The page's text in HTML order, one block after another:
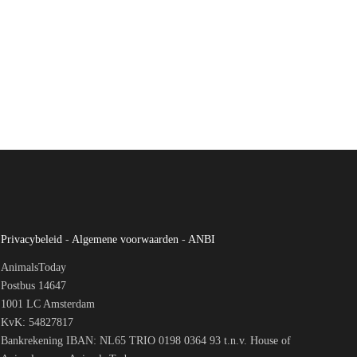
Privacybeleid - Algemene voorwaarden - ANBI
AnimalsToday
Postbus 14647
1001 LC Amsterdam
KvK: 54827817
Bankrekening IBAN: NL65 TRIO 0198 0364 93 t.n.v. House of